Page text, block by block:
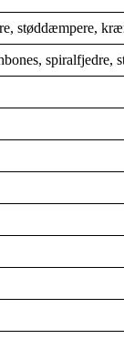
støddæmpere,
spiralfjedre,